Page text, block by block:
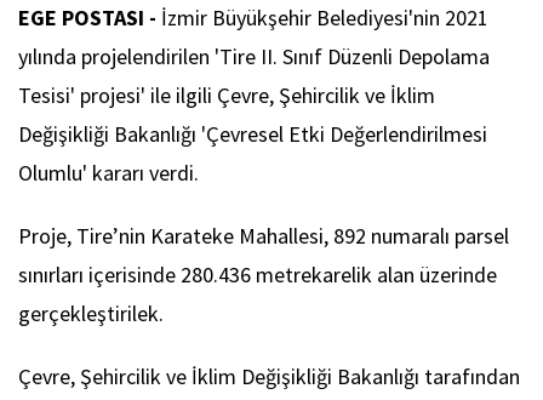
EGE POSTASI - İzmir Büyükşehir Belediyesi'nin 2021
yılında projelendirilen 'Tire II. Sınıf Düzenli Depolama
Tesisi' projesi' ile ilgili Çevre, Şehircilik ve İklim
Değişikliği Bakanlığı 'Çevresel Etki Değerlendirilmesi
Olumlu' kararı verdi.
Proje, Tire’nin Karateke Mahallesi, 892 numaralı parsel
sınırları içerisinde 280.436 metrekarelik alan üzerinde
gerçekleştirilek.
Çevre, Şehircilik ve İklim Değişikliği Bakanlığı tarafından